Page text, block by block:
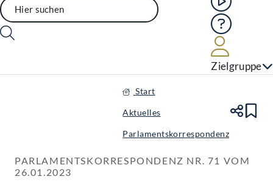
Hilfe
Zielgruppe
Start
Aktuelles
Parlamentskorrespondenz
PARLAMENTSKORRESPONDENZ NR. 71 VOM
26.01.2023